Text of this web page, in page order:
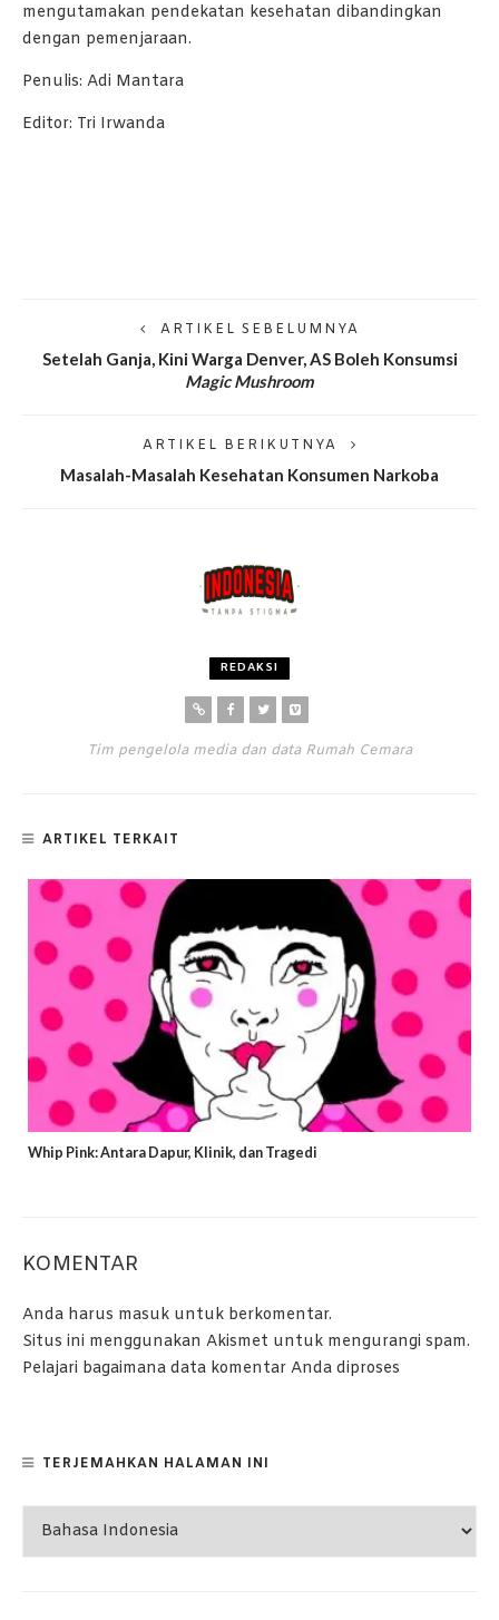
mengutamakan pendekatan kesehatan dibandingkan
dengan pemenjaraan.
Penulis: Adi Mantara
Editor: Tri Irwanda
ARTIKEL SEBELUMNYA
Setelah Ganja, Kini Warga Denver, AS Boleh Konsumsi
Magic Mushroom
ARTIKEL BERIKUTNYA
Masalah-Masalah Kesehatan Konsumen Narkoba
REDAKSI
Tim pengelola media dan data Rumah Cemara
ARTIKEL TERKAIT
Whip Pink: Antara Dapur, Klinik, dan Tragedi
KOMENTAR
Anda harus masuk untuk berkomentar.
Situs ini menggunakan Akismet untuk mengurangi spam.
Pelajari bagaimana data komentar Anda diproses
TERJEMAHKAN HALAMAN INI